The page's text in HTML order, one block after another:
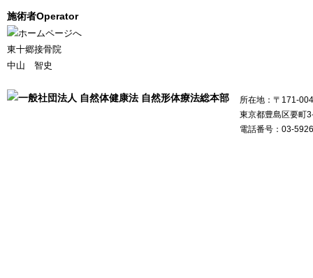
施術者Operator
東十郷接骨院
中山 智史
所在地：〒171-
東京都豊島区要町
電話番号：03-